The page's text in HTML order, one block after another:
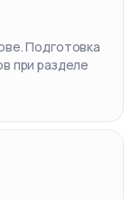
Подготовка
при разделе